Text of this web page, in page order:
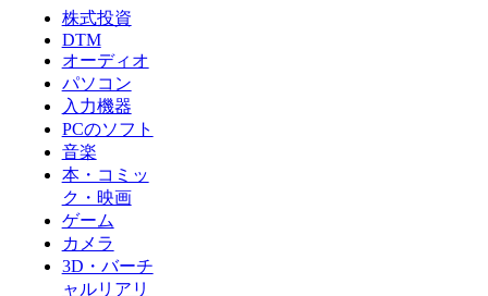
株式投資
DTM
オーディオ
パソコン
入力機器
PCのソフト
音楽
本・コミッ
ク・映画
ゲーム
カメラ
3D・バーチ
ャルリアリ